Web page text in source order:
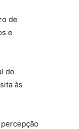
de
e
do
às